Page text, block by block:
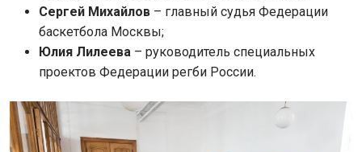
Сергей Михайлов – главный судья Федерации
баскетбола Москвы;
Юлия Лилеева – руководитель специальных
проектов Федерации регби России.